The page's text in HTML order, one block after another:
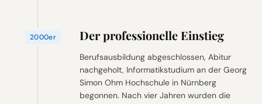
2000er Der professionelle Einstieg
Berufsausbildung abgeschlossen, Abitur
nachgeholt, Informatikstudium an der Georg
Simon Ohm Hochschule in Nürnberg
begonnen. Nach vier Jahren wurden die